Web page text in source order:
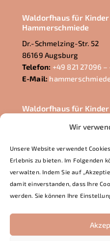
Wir
Unsere Website verwendet
Erlebnis zu bieten. Im Folgenden
verwalten. Indem Sie auf
damit einverstanden, dass Ihre
werden. Sie können Ihre
Waldorfhaus für Kinder
Hammerschmiede
Dr.-Schmelzing-Str. 52
86169 Augsburg
Telefon: +49 821 27096 –
E-Mail:
Waldorfhaus für Kinder
86165 Augsburg
Telefon:+49 821 722228
E-Mail:
© 2026 Freie